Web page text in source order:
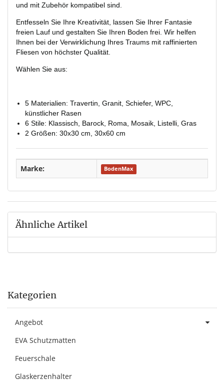
und mit Zubehör kompatibel sind.
Entfesseln Sie Ihre Kreativität, lassen Sie Ihrer Fantasie
freien Lauf und gestalten Sie Ihren Boden frei. Wir helfen
Ihnen bei der Verwirklichung Ihres Traums mit raffinierten
Fliesen von höchster Qualität.
Wählen Sie aus:
5 Materialien: Travertin, Granit, Schiefer, WPC,
künstlicher Rasen
6 Stile: Klassisch, Barock, Roma, Mosaik, Listelli, Gras
2 Größen: 30x30 cm, 30x60 cm
Marke: BodenMax
Ähnliche Artikel
Kategorien
Angebot
EVA Schutzmatten
Feuerschale
Glaskerzenhalter